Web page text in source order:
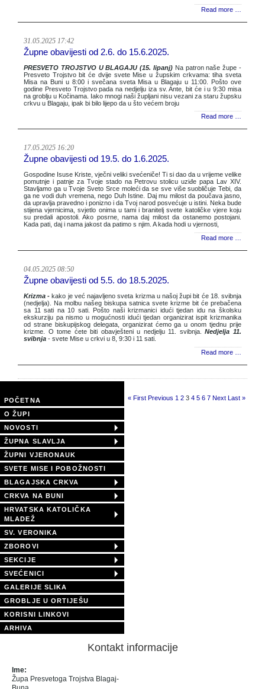
Read more …
31.05.2025 17:42
Župne obavijesti od 2.6. do 15.6.2025.
PRESVETO TROJSTVO U BLAGAJU (15. lipanj) Na patron naše župe -
Presveto Trojstvo bit će dvije svete Mise u župskim crkvama: tiha sveta
Misa na Buni u 8:00 i svečana sveta Misa u Blagaju u 11:00. Pošto ove
godine Presveto Trojstvo pada na nedjelju iza sv. Ante, bit će i u 9:30 misa
na groblju u Kočinama. Iako mnogi naši župljani nisu vezani za staru župsku
crkvu u Blagaju, ipak bi bilo lijepo da u što većem broju
Read more …
17.05.2025 16:20
Župne obavijesti od 19.5. do 1.6.2025.
Gospodine Isuse Kriste, vječni veliki svećeniče! Ti si dao da u vrijeme velike
pomutnje i patnje za Tvoje stado na Petrovu stolicu uziđe papa Lav XIV.
Stavljamo ga u Tvoje Sveto Srce moleći da se sve više suobličuje Tebi, da
ga ne vodi duh vremena, nego Duh Istine. Daj mu milost da poučava jasno,
da upravlja pravedno i ponizno i da Tvoj narod posvećuje u istini. Neka bude
stijena vjernicima, svjetlo onima u tami i branitelj svete katoličke vjere koju
su predali apostoli. Ako posrne, nama daj milost da ostanemo postojani.
Kada pati, daj i nama jakost da patimo s njim. A kada hodi u vjernosti,
Read more …
04.05.2025 08:50
Župne obavijesti od 5.5. do 18.5.2025.
Krizma -kako je već najavljeno sveta krizma u našoj župi bit će 18. svibnja
(nedjelja). Na molbu našeg biskupa satnica svete krizme bit će prebačena
sa 11 sati na 10 sati. Pošto naši krizmanici idući tjedan idu na školsku
ekskurziju pa nismo u mogućnosti idući tjedan organizirat ispit krizmanika
od strane biskupijskog delegata, organizirat ćemo ga u onom tjednu prije
krizme. O tome ćete biti obavješteni u nedjelju 11. svibnja.Nedjelja 11.
svibnja - svete Mise u crkvi u 8, 9:30 i 11 sati.
Read more …
« First Previous 1 2 3 4 5 6 7 Next Last »
POČETNA
O ŽUPI
NOVOSTI
ŽUPNA SLAVLJA
ŽUPNI VJERONAUK
SVETE MISE I POBOŽNOSTI
BLAGAJSKA CRKVA
CRKVA NA BUNI
HRVATSKA KATOLIČKA
MLADEŽ
SV. VERONIKA
ZBOROVI
SEKCIJE
SVEĆENICI
GALERIJE SLIKA
GROBLJE U ORTIJEŠU
KORISNI LINKOVI
ARHIVA
Kontakt informacije
Ime:
Župa Presvetoga Trojstva Blagaj-